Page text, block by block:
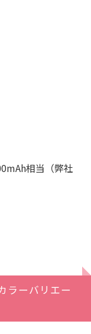
相当（弊社
ラーバリエー